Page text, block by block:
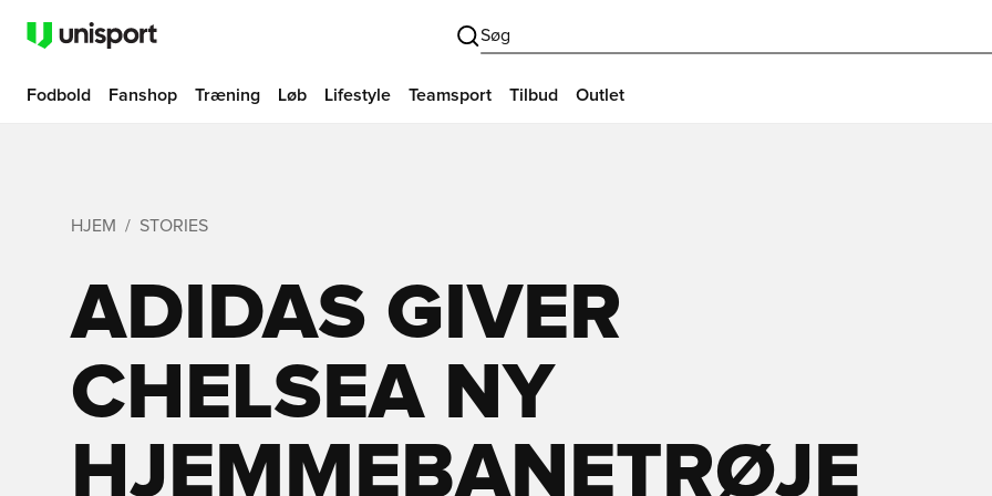
Søg
Fodbold Fanshop Træning Løb Lifestyle Teamsport Tilbud Outlet
HJEM STORIES
ADIDAS GIVER
CHELSEA NY
HJEMMEBANETRØJE